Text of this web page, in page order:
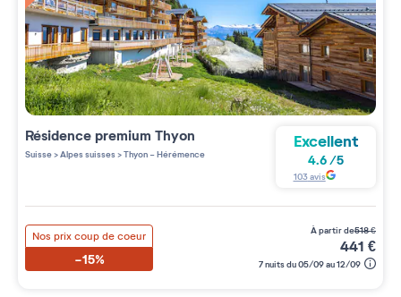
Résidence premium Thyon
Suisse>Alpes suisses>Thyon - Hérémence
Excellent
4.6/5
103avis
Nos prix coup de coeur
-15%
à partir de518€
441 €
7 nuits du 05/09 au 12/09